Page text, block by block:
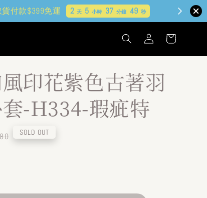
印花紫色古著羽
-H334-瑕疵特
SOLD OUT